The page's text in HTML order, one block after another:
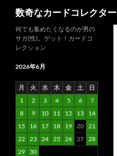
数奇なカードコレクター
何でも集めたくなるのが男の
サガ(性)。ゲット！カードコ
レクション
2026年6月
月 火 水 木 金 土
日
1
2 3 4 5 6
7
8
9 10 11 12 13
14
15
16 17 18 19 20 21
22 23 24 25 26 27 28
29
30